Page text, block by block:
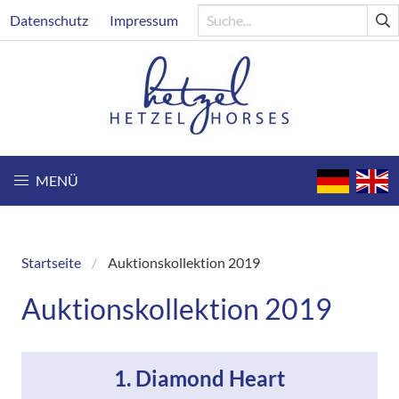
zum
Header
Datenschutz Impressum
MENÜ
Breadcrumb
Startseite Auktionskollektion 2019
Auktionskollektion 2019
1. Diamond Heart